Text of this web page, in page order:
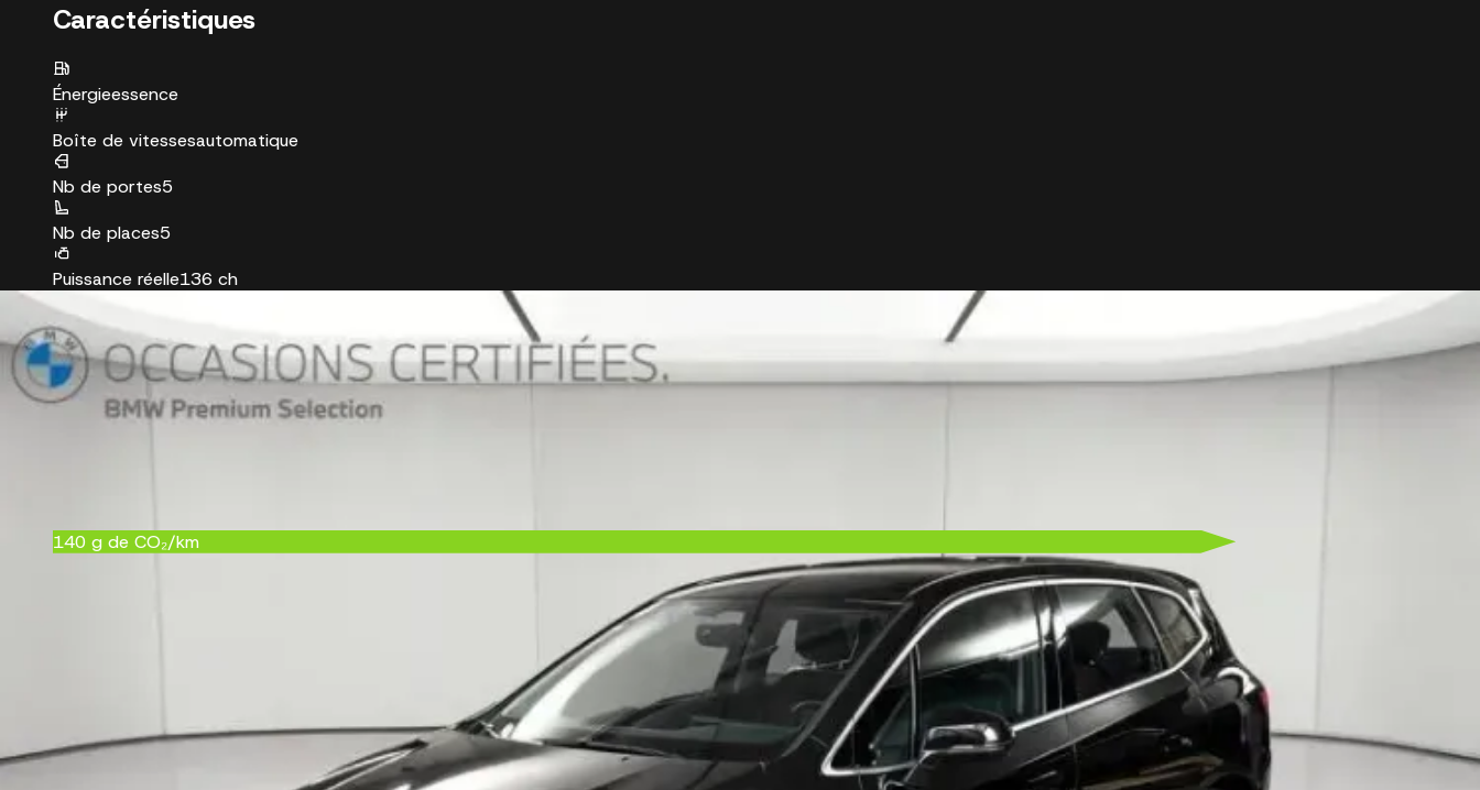
Caractéristiques
Énergieessence
Boîte de vitessesautomatique
Nb de portes5
Nb de places5
Puissance réelle136 ch
Puissance fiscale
Couleurnoir
Garantie24 mois
140 g de CO₂/km
2 porte-gobelets sur la console centrale